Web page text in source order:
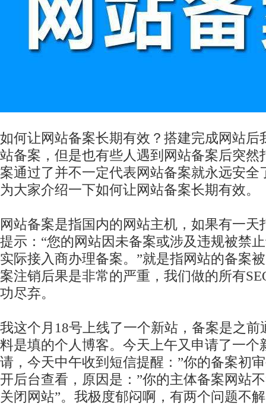
如何让网站备案长期有效？搭建完成网站后
站备案，但是也有些人遇到网站备案后突然
案通过了并不一定代表网站备案就永远安全
为大家介绍一下如何让网站备案长期有效。
网站备案是指国内的网站主机，如果有一天
提示：“您的网站因未备案或涉及违规被禁
实际接入商办理备案。”就是指网站的备案
案注销后果是非常的严重，我们做的所有
功尽弃。
我这个月18号上线了一个新站，备案是之前
料是填的个人博客。今天上午又申请了一个
请，今天中午收到短信提醒：”你的备案初
开后台查看，原因是：”你的主体备案网站
关闭网站”。我极度郁闷啊，有两个问题不